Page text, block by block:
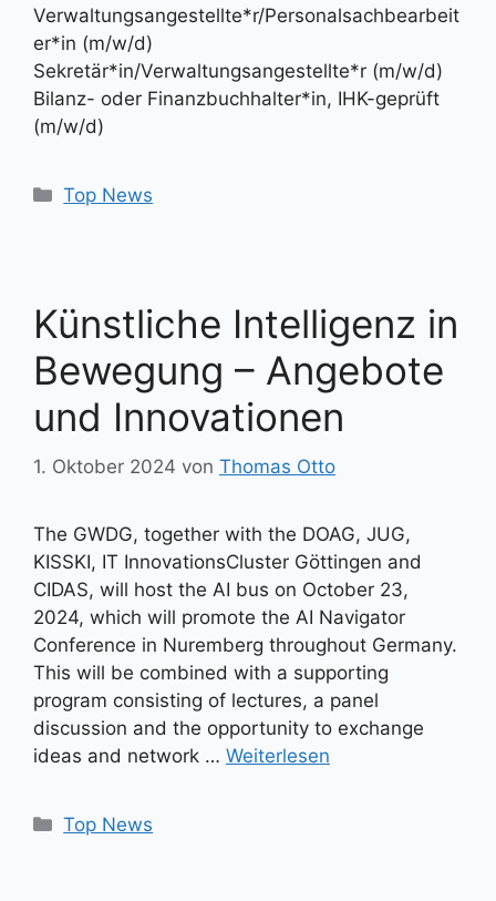
Verwaltungsangestellte*r/Personalsachbearbeit
er*in (m/w/d)
Sekretär*in/Verwaltungsangestellte*r (m/w/d)
Bilanz- oder Finanzbuchhalter*in, IHK-geprüft
(m/w/d)
Kategorien
Top News
Künstliche Intelligenz in
Bewegung – Angebote
und Innovationen
1. Oktober 2024 von Thomas Otto
The GWDG, together with the DOAG, JUG,
KISSKI, IT InnovationsCluster Göttingen and
CIDAS, will host the AI bus on October 23,
2024, which will promote the AI Navigator
Conference in Nuremberg throughout Germany.
This will be combined with a supporting
program consisting of lectures, a panel
discussion and the opportunity to exchange
ideas and network … Weiterlesen
Kategorien
Top News